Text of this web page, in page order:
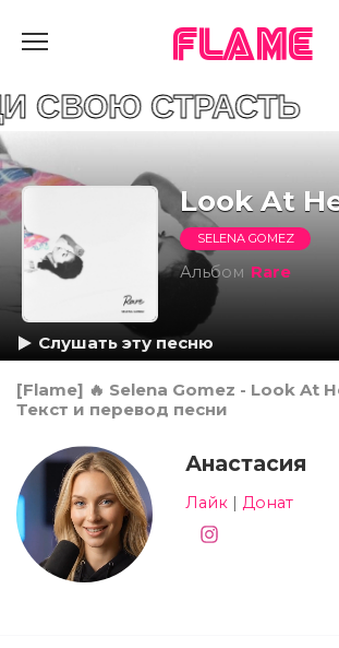
FLAME
СТРАСТЬ
Look At
SELENA GOMEZ
Альбом Rare
Слушать эту песню
[Flame] 🔥 Selena Gomez - Look At
Текст и перевод песни
Анастасия
Лайк | Донат